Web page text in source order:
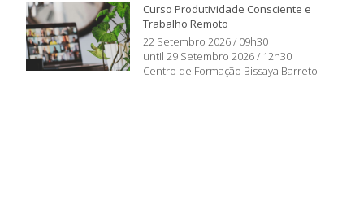
Curso Produtividade Consciente e
Trabalho Remoto
22 Setembro 2026 / 09h30
until 29 Setembro 2026 / 12h30
Centro de Formação Bissaya Barreto